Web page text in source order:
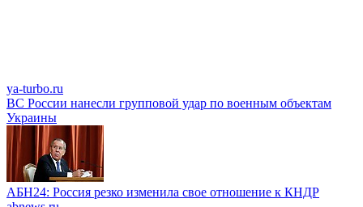
ya-turbo.ru
ВС России нанесли групповой удар по военным объектам
Украины
АБН24: Россия резко изменила свое отношение к КНДР